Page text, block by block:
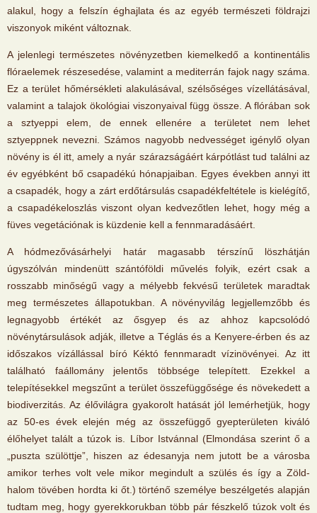
alakul, hogy a felszín éghajlata és az egyéb természeti földrajzi
viszonyok miként változnak.
A jelenlegi természetes növényzetben kiemelkedő a kontinentális
flóraelemek részesedése, valamint a mediterrán fajok nagy száma.
Ez a terület hőmérsékleti alakulásával, szélsőséges vízellátásával,
valamint a talajok ökológiai viszonyaival függ össze. A flórában sok
a sztyeppi elem, de ennek ellenére a területet nem lehet
sztyeppnek nevezni. Számos nagyobb nedvességet igénylő olyan
növény is él itt, amely a nyár szárazságáért kárpótlást tud találni az
év egyébként bő csapadékú hónapjaiban. Egyes években annyi itt
a csapadék, hogy a zárt erdőtársulás csapadékfeltétele is kielégítő,
a csapadékeloszlás viszont olyan kedvezőtlen lehet, hogy még a
füves vegetációnak is küzdenie kell a fennmaradásáért.
A hódmezővásárhelyi határ magasabb térszínű löszhátján
úgyszólván mindenütt szántóföldi művelés folyik, ezért csak a
rosszabb minőségű vagy a mélyebb fekvésű területek maradtak
meg természetes állapotukban. A növényvilág legjellemzőbb és
legnagyobb értékét az ősgyep és az ahhoz kapcsolódó
növénytársulások adják, illetve a Téglás és a Kenyere-érben és az
időszakos vízállással bíró Kéktó fennmaradt vízinövényei. Az itt
található faállomány jelentős többsége telepített. Ezekkel a
telepítésekkel megszűnt a terület összefüggősége és növekedett a
biodiverzitás. Az élővilágra gyakorolt hatását jól lemérhetjük, hogy
az 50-es évek elején még az összefüggő gyepterületen kiváló
élőhelyet talált a túzok is. Líbor Istvánnal (Elmondása szerint ő a
„puszta szülöttje”, hiszen az édesanyja nem jutott be a városba
amikor terhes volt vele mikor megindult a szülés és így a Zöld-
halom tövében hordta ki őt.) történő személye beszélgetés alapján
tudtam meg, hogy gyerekkorukban több pár fészkelő túzok volt és